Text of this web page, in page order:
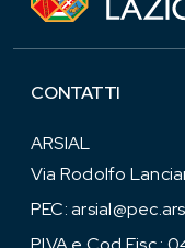
CONTATTI
ARSIAL
Via Rodolfo
PEC: